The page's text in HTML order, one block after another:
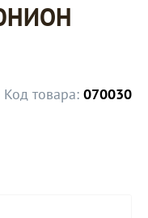
Код товара: 070030